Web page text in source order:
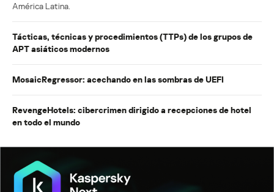
América Latina.
Tácticas, técnicas y procedimientos (TTPs) de los grupos de
APT asiáticos modernos
MosaicRegressor: acechando en las sombras de UEFI
RevengeHotels: cibercrimen dirigido a recepciones de hotel
en todo el mundo